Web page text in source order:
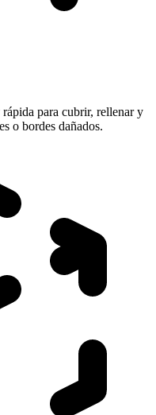
para cubrir, rellenar y
o bordes dañados.